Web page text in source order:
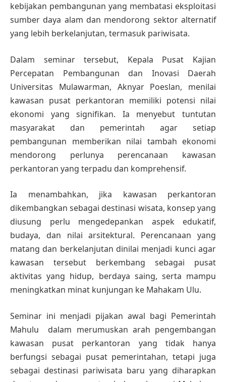
kebijakan pembangunan yang membatasi eksploitasi
sumber daya alam dan mendorong sektor alternatif
yang lebih berkelanjutan, termasuk pariwisata.
Dalam seminar tersebut, Kepala Pusat Kajian
Percepatan Pembangunan dan Inovasi Daerah
Universitas Mulawarman, Aknyar Poeslan, menilai
kawasan pusat perkantoran memiliki potensi nilai
ekonomi yang signifikan. Ia menyebut tuntutan
masyarakat dan pemerintah agar setiap
pembangunan memberikan nilai tambah ekonomi
mendorong perlunya perencanaan kawasan
perkantoran yang terpadu dan komprehensif.
Ia menambahkan, jika kawasan perkantoran
dikembangkan sebagai destinasi wisata, konsep yang
diusung perlu mengedepankan aspek edukatif,
budaya, dan nilai arsitektural. Perencanaan yang
matang dan berkelanjutan dinilai menjadi kunci agar
kawasan tersebut berkembang sebagai pusat
aktivitas yang hidup, berdaya saing, serta mampu
meningkatkan minat kunjungan ke Mahakam Ulu.
Seminar ini menjadi pijakan awal bagi Pemerintah
Mahulu dalam merumuskan arah pengembangan
kawasan pusat perkantoran yang tidak hanya
berfungsi sebagai pusat pemerintahan, tetapi juga
sebagai destinasi pariwisata baru yang diharapkan